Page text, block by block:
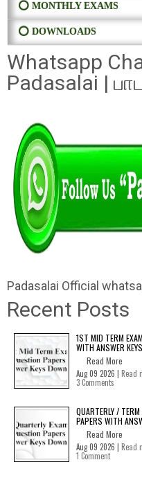
⭕ MONTHLY EXAMS
⭕ DOWNLOADS
Whatsapp
Padasalai |
Padasalai Official
Recent Posts
1ST MID TERM
WITH ANSWER
Read More
Aug 09 2026 | Read
3 Comments
QUARTERLY /
PAPERS WITH
Read More
Aug 09 2026 | Read
1 Comment